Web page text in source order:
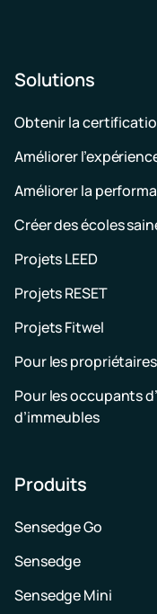
Solutions
Obtenir la
Améliorer
Améliorer la
Créer des écoles
Projets LEED
Projets RESET
Projets Fitwel
Pour les
Pour les occupants
d’immeubles
Produits
Sensedge Go
Sensedge
Sensedge Mini